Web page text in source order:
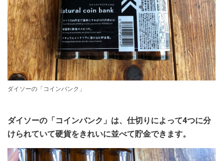
ダイソーの「コインバンク」
ダイソーの「コインバンク」は、仕切りによって4つに分
けられていて硬貨をきれいに並べて貯金できます。